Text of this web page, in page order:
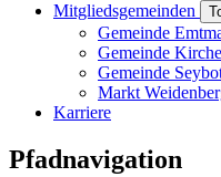
Mitgliedsgemeinden
Gemeinde
Gemeinde
Gemeinde
Markt
Karriere
Pfadnavigation